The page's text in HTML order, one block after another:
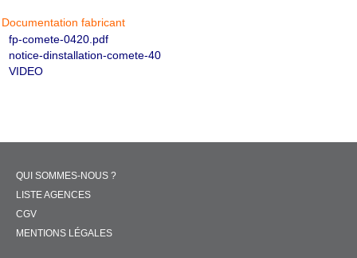
Documentation fabricant
fp-comete-0420.pdf
notice-dinstallation-comete-40
VIDEO
QUI SOMMES-NOUS ?
LISTE AGENCES
CGV
MENTIONS LÉGALES